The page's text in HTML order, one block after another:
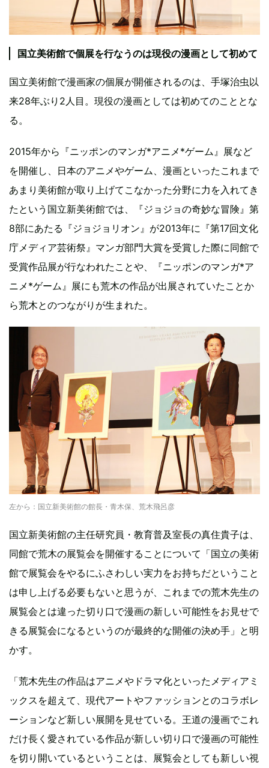
国立美術館で個展を行なうのは現役の漫画として初めて
国立美術館で漫画家の個展が開催されるのは、手塚治虫以
来28年ぶり2人目。現役の漫画としては初めてのこととな
る。
2015年から『ニッポンのマンガ*アニメ*ゲーム』展など
を開催し、日本のアニメやゲーム、漫画といったこれまで
あまり美術館が取り上げてこなかった分野に力を入れてき
たという国立新美術館では、『ジョジョの奇妙な冒険』第
8部にあたる『ジョジョリオン』が2013年に『第17回文化
庁メディア芸術祭』マンガ部門大賞を受賞した際に同館で
受賞作品展が行なわれたことや、『ニッポンのマンガ*ア
ニメ*ゲーム』展にも荒木の作品が出展されていたことか
ら荒木とのつながりが生まれた。
左から：国立新美術館の館長・青木保、荒木飛呂彦
国立新美術館の主任研究員・教育普及室長の真住貴子は、
同館で荒木の展覧会を開催することについて「国立の美術
館で展覧会をやるにふさわしい実力をお持ちだということ
は申し上げる必要もないと思うが、これまでの荒木先生の
展覧会とは違った切り口で漫画の新しい可能性をお見せで
きる展覧会になるというのが最終的な開催の決め手」と明
かす。
「荒木先生の作品はアニメやドラマ化といったメディアミ
ックスを超えて、現代アートやファッションとのコラボレ
ーションなど新しい展開を見せている。王道の漫画でこれ
だけ長く愛されている作品が新しい切り口で漫画の可能性
を切り開いているということは、展覧会としても新しい視